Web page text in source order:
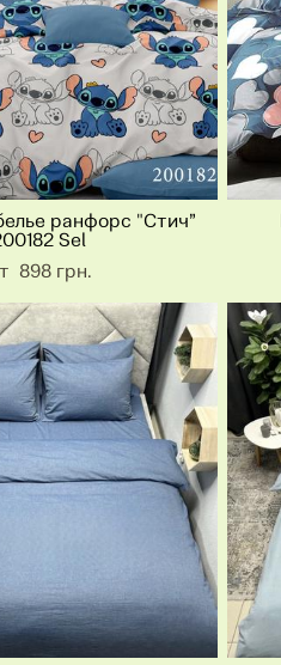
ранфорс "Стич”
Sel
898 грн.